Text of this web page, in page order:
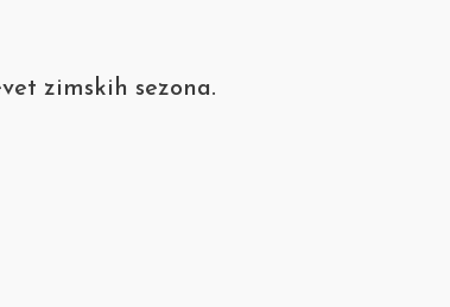
zimskih sezona.